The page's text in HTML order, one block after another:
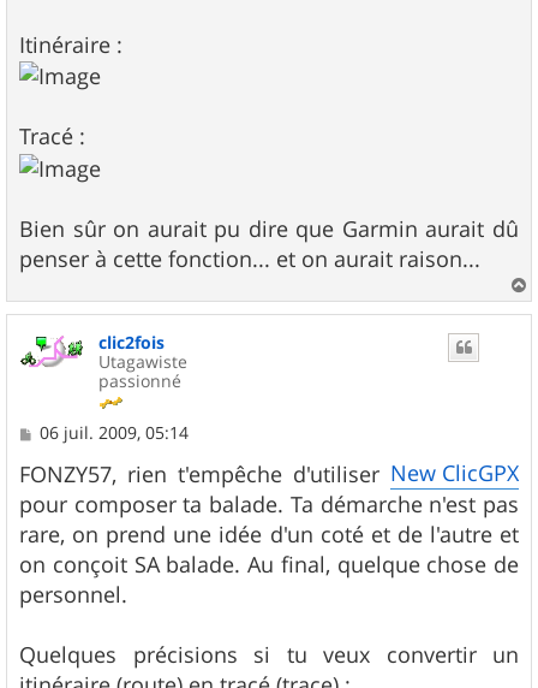
Itinéraire :
Tracé :
Bien sûr on aurait pu dire que Garmin aurait dû
penser à cette fonction... et on aurait raison...
a
clic2fois
Utagawiste
passionné
M
s
s
a
g
e
06 juil. 2009, 05:14
FONZY57, rien t'empêche d'utiliser New ClicGPX
pour composer ta balade. Ta démarche n'est pas
rare, on prend une idée d'un coté et de l'autre et
on conçoit SA balade. Au final, quelque chose de
personnel.
Quelques précisions si tu veux convertir un